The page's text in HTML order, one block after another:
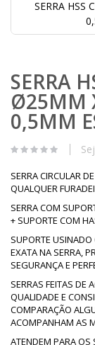
SERRA HSS
para
o
início
da
Galeria
imagens
SERRA
Ø25MM
0,5MM
SERRA CIRCULAR
QUALQUER
SERRA COM
+ SUPORTE COM
SUPORTE
EXATA NA SERRA,
SEGURANÇA E
SERRAS FEITAS DE
QUALIDADE E
COMPARAÇÃO
ACOMPANHAM AS
ATENDEM PARA OS